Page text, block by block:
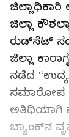
ಜಿಲ್ಲಾ
ರುಡ್‌ಸೆಟ್
ಜಿಲ್ಲಾ
ನಡೆದ
ಸಮಾರೋಪ
ಅತಿಥಿಯಾಗಿ
ಬ್ಯಾಂಕ್‌ನ